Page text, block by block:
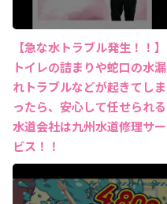
【急な水トラブル発生！！】
トイレの詰まりや蛇口の水漏
れトラブルなどが起きてしま
ったら、安心して任せられる
水道会社は九州水道修理サー
ビス！！